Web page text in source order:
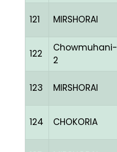
121 MIRSHORAI
122
Chowmuhani-
2
123 MIRSHORAI
124 CHOKORIA